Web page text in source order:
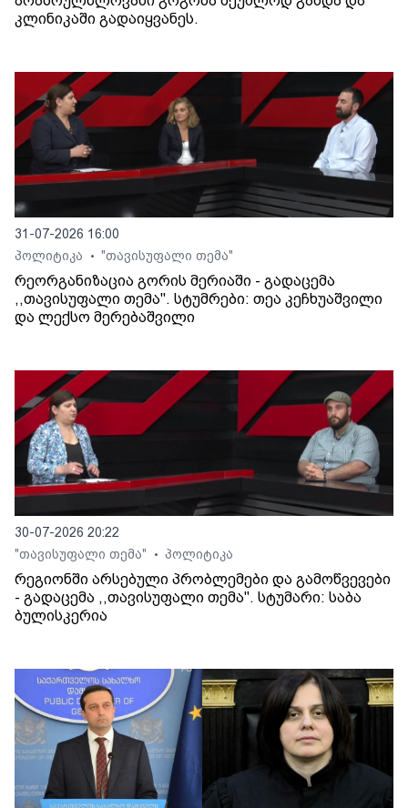
კლინიკაში გადაიყვანეს.
31-07-2026 16:00
პოლიტიკა
• "თავისუფალი თემა"
რეორგანიზაცია გორის მერიაში - გადაცემა
,,თავისუფალი თემა". სტუმრები: თეა კეჩხუაშვილი
და ლექსო მერებაშვილი
30-07-2026 20:22
"თავისუფალი თემა"
• პოლიტიკა
რეგიონში არსებული პრობლემები და გამოწვევები
- გადაცემა ,,თავისუფალი თემა". სტუმარი: საბა
ბულისკერია